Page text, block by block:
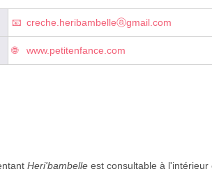
creche.heribambelleⓐgmail.com
www.petitenfance.com
Heri'bambelle est consultable à